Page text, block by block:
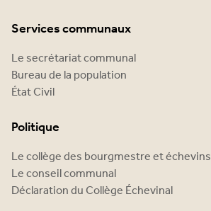
Services communaux
Le secrétariat communal
Bureau de la population
État Civil
Politique
Le collège des bourgmestre et échevins
Le conseil communal
Déclaration du Collège Échevinal